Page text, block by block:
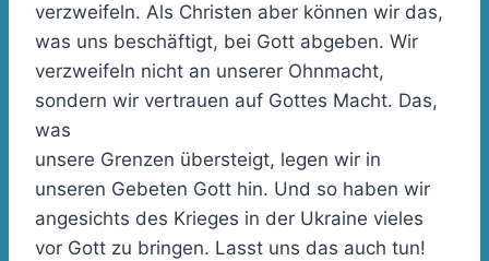
verzweifeln. Als Christen aber können wir das,
was uns beschäftigt, bei Gott abgeben. Wir
verzweifeln nicht an unserer Ohnmacht,
sondern wir vertrauen auf Gottes Macht. Das,
was
unsere Grenzen übersteigt, legen wir in
unseren Gebeten Gott hin. Und so haben wir
angesichts des Krieges in der Ukraine vieles
vor Gott zu bringen. Lasst uns das auch tun!